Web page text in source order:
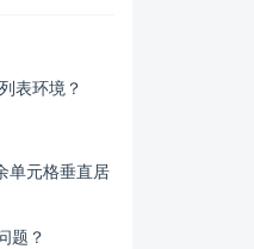
表环境？
单元格垂直居
题？